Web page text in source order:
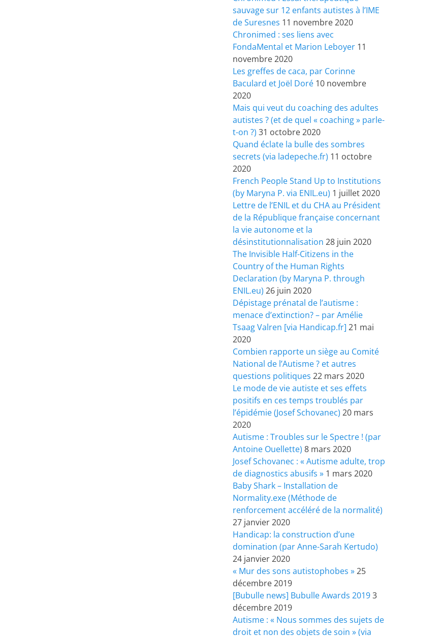
sauvage sur 12 enfants autistes à l’IME
de Suresnes 11 novembre 2020
Chronimed : ses liens avec
FondaMental et Marion Leboyer 11
novembre 2020
Les greffes de caca, par Corinne
Baculard et Joël Doré 10 novembre
2020
Mais qui veut du coaching des adultes
autistes ? (et de quel « coaching » parle-
t-on ?) 31 octobre 2020
Quand éclate la bulle des sombres
secrets (via ladepeche.fr) 11 octobre
2020
French People Stand Up to Institutions
(by Maryna P. via ENIL.eu) 1 juillet 2020
Lettre de l’ENIL et du CHA au Président
de la République française concernant
la vie autonome et la
désinstitutionnalisation 28 juin 2020
The Invisible Half-Citizens in the
Country of the Human Rights
Declaration (by Maryna P. through
ENIL.eu) 26 juin 2020
Dépistage prénatal de l’autisme :
menace d’extinction? – par Amélie
Tsaag Valren [via Handicap.fr] 21 mai
2020
Combien rapporte un siège au Comité
National de l’Autisme ? et autres
questions politiques 22 mars 2020
Le mode de vie autiste et ses effets
positifs en ces temps troublés par
l’épidémie (Josef Schovanec) 20 mars
2020
Autisme : Troubles sur le Spectre ! (par
Antoine Ouellette) 8 mars 2020
Josef Schovanec : « Autisme adulte, trop
de diagnostics abusifs » 1 mars 2020
Baby Shark – Installation de
Normality.exe (Méthode de
renforcement accéléré de la normalité)
27 janvier 2020
Handicap: la construction d’une
domination (par Anne-Sarah Kertudo)
24 janvier 2020
« Mur des sons autistophobes »25
décembre 2019
[Bubulle news] Bubulle Awards 20193
décembre 2019
Autisme : « Nous sommes des sujets de
droit et non des objets de soin » (via